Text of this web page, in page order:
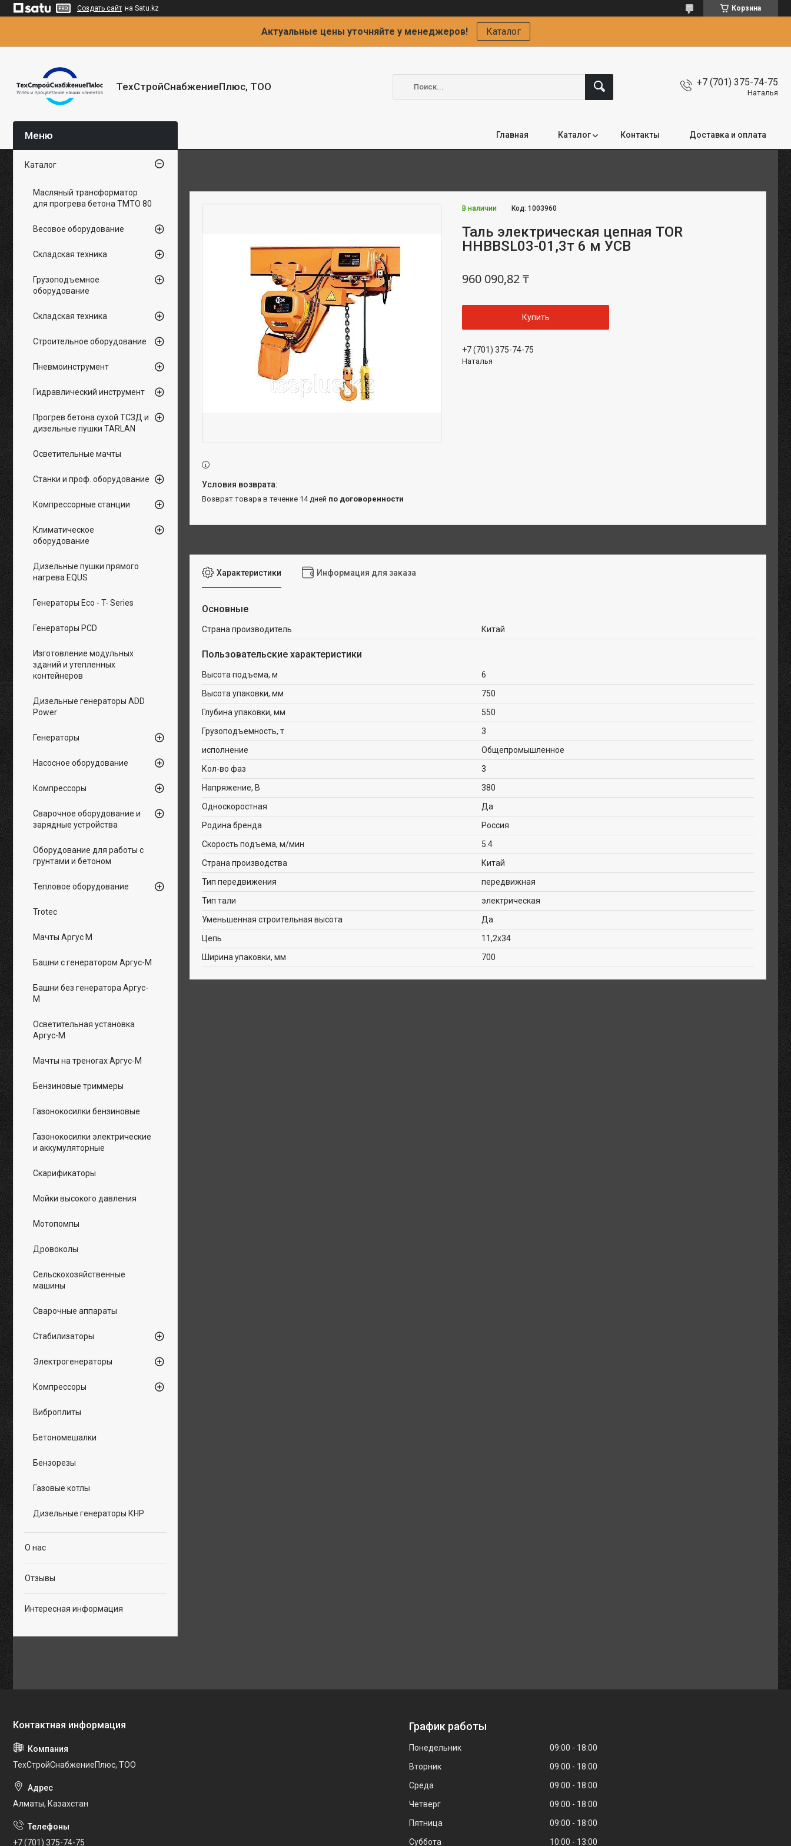
Создать сайт на Satu.kz Корзина
Актуальные цены уточняйте у менеджеров! Каталог
ТехСтройСнабжениеПлюс, ТОО +7 (701) 375-74-75
Наталья
Главная Каталог Контакты Доставка и оплата
В наличии Код:1003960
Таль электрическая цепная TOR
HHBBSL03-01,3т 6 м УСВ
960 090,82 ₸
Купить
+7 (701) 375-74-75
Наталья
возврат товара в течение 14 дней по договоренности
Характеристики Информация для заказа
Основные
Страна производитель Китай
Пользовательские характеристики
Высота подъема, м
6
Высота упаковки, мм
750
Глубина упаковки, мм
550
Грузоподъемность, т
3
исполнение
Общепромышленное
Кол-во фаз
3
Напряжение, В
380
Односкоростная
Да
Родина бренда
Россия
Скорость подъема, м/мин
5.4
Страна производства
Китай
Тип передвижения
передвижная
Тип тали
электрическая
Уменьшенная строительная высота
Да
Цепь
11,2х34
Ширина упаковки, мм
700
Каталог
Масляный трансформатор
для прогрева бетона ТМТО 80
Весовое оборудование
Складская техника
Грузоподъемное
оборудование
Складская техника
Строительное оборудование
Пневмоинструмент
Гидравлический инструмент
Прогрев бетона сухой ТСЗД и
дизельные пушки TARLAN
Осветительные мачты
Станки и проф. оборудование
Компрессорные станции
Климатическое
оборудование
Дизельные пушки прямого
нагрева EQUS
Генераторы Eco - T- Series
Генераторы PCD
Изготовление модульных
зданий и утепленных
контейнеров
Дизельные генераторы ADD
Power
Генераторы
Насосное оборудование
Компрессоры
Сварочное оборудование и
зарядные устройства
Оборудование для работы с
грунтами и бетоном
Тепловое оборудование
Trotec
Мачты Аргус М
Башни с генератором Аргус-М
Башни без генератора Аргус-
М
Осветительная установка
Аргус-М
Мачты на треногах Аргус-М
Бензиновые триммеры
Газонокосилки бензиновые
Газонокосилки электрические
и аккумуляторные
Скарификаторы
Мойки высокого давления
Мотопомпы
Дровоколы
Сельскохозяйственные
машины
Сварочные аппараты
Стабилизаторы
Электрогенераторы
Компрессоры
Виброплиты
Бетономешалки
Бензорезы
Газовые котлы
Дизельные генераторы КНР
О нас
Отзывы
Интересная информация
ТехСтройСнабжениеПлюс, ТОО
Алматы, Казахстан
+7 (701) 375-74-75
График работы
Понедельник 09:00
18:00
Вторник
09:00
18:00
Среда
09:00
18:00
Четверг
09:00
18:00
Пятница
09:00
18:00
Суббота
10:00 13:00